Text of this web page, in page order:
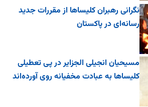
نگرانی رهبران کلیساها از مقررات جدید
رسانه‌ای در پاکستان
مسیحیان انجیلی الجزایر در پی تعطیلی
کلیساها به عبادت مخفیانه روی آورده‌اند